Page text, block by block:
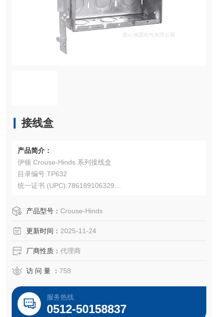
接线盒
产品简介：
伊顿 Crouse-Hinds 系列接线盒
目录编号:TP632
统一证书 (UPC):786189106329
产品高度:2.5 英寸
产品重量:1.43 磅
产品型号： Crouse-Hinds
更新时间： 2025-11-24
厂商性质： 代理商
访 问 量 ： 758
服务热线
0512-50158837